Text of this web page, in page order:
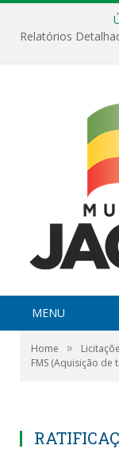
MENU
Home »
FMS (Aquisição de